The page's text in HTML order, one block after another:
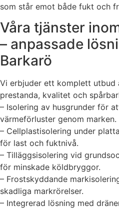
som står emot både fukt och
Våra tjänster
– anpassade
Barkarö
Vi erbjuder ett komplett utbud
prestanda, kvalitet och
– Isolering av husgrunder för
värmeförluster genom marken.
– Cellplastisolering under
för last och fuktnivå.
– Tilläggsisolering vid
för minskade köldbryggor.
– Frostskyddande
skadliga markrörelser.
– Integrerad lösning med